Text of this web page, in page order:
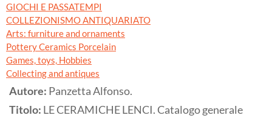
GIOCHI E PASSATEMPI
COLLEZIONISMO ANTIQUARIATO
Arts: furniture and ornaments
Pottery Ceramics Porcelain
Games, toys, Hobbies
Collecting and antiques
Autore: Panzetta Alfonso.
Titolo: LE CERAMICHE LENCI. Catalogo generale